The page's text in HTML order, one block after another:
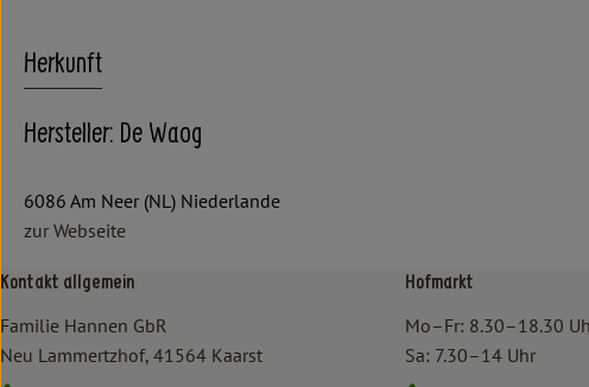
Herkunft
Hersteller: De Waog
6086 Am Neer (NL) Niederlande
zur Webseite
Kontakt allgemein
Familie Hannen GbR
Neu Lammertzhof, 41564 Kaarst
Hofmarkt
Mo–Fr: 8.30–18.30
Sa: 7.30–14 Uhr